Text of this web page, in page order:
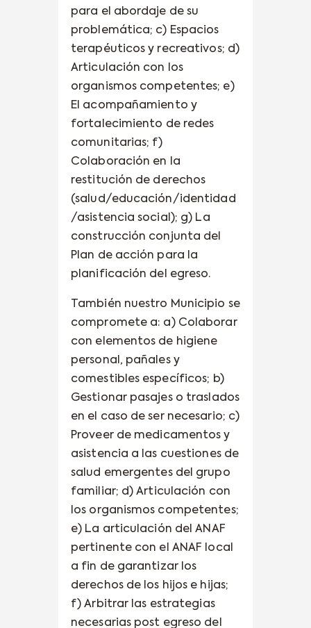
para el abordaje de su
problemática; c) Espacios
terapéuticos y recreativos; d)
Articulación con los
organismos competentes; e)
El acompañamiento y
fortalecimiento de redes
comunitarias; f)
Colaboración en la
restitución de derechos
(salud/educación/identidad
/asistencia social); g) La
construcción conjunta del
Plan de acción para la
planificación del egreso.
También nuestro Municipio se
compromete a: a) Colaborar
con elementos de higiene
personal, pañales y
comestibles específicos; b)
Gestionar pasajes o traslados
en el caso de ser necesario; c)
Proveer de medicamentos y
asistencia a las cuestiones de
salud emergentes del grupo
familiar; d) Articulación con
los organismos competentes;
e) La articulación del ANAF
pertinente con el ANAF local
a fin de garantizar los
derechos de los hijos e hijas;
f) Arbitrar las estrategias
necesarias post egreso del